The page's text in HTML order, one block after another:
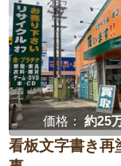
価格：約25
看板文字書き再